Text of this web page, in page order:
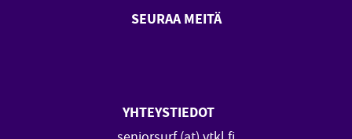
SEURAA MEITÄ
YHTEYSTIEDOT